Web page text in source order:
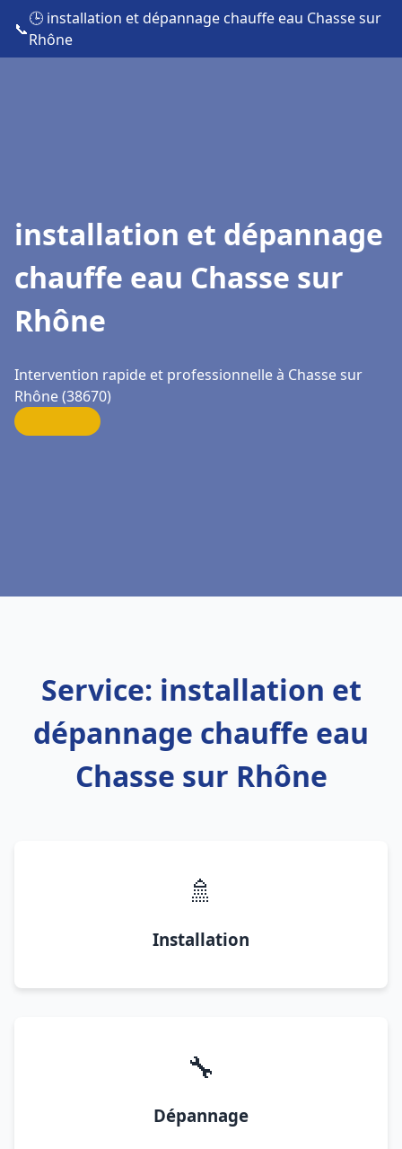
📞
🕒 installation et dépannage chauffe eau Chasse sur
Rhône
installation et dépannage
chauffe eau Chasse sur
Rhône
Intervention rapide et professionnelle à Chasse sur
Rhône (38670)
Service: installation et
dépannage chauffe eau
Chasse sur Rhône
🚿
Installation
🔧
Dépannage